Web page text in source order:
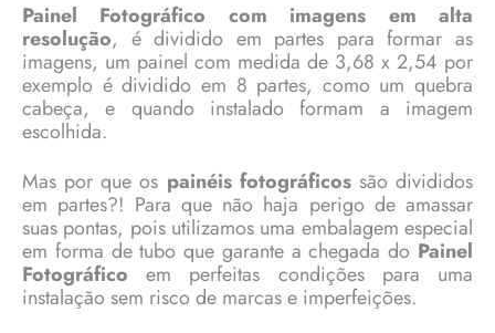
Painel Fotográfico com imagens em alta
resolução, é dividido em partes para formar as
imagens, um painel com medida de 3,68 x 2,54 por
exemplo é dividido em 8 partes, como um quebra
cabeça, e quando instalado formam a imagem
escolhida.
Mas por que os painéis fotográficossão divididos
em partes?! Para que não haja perigo de amassar
suas pontas, pois utilizamos uma embalagem especial
em forma de tubo que garante a chegada do Painel
Fotográfico em perfeitas condições para uma
instalação sem risco de marcas e imperfeições.